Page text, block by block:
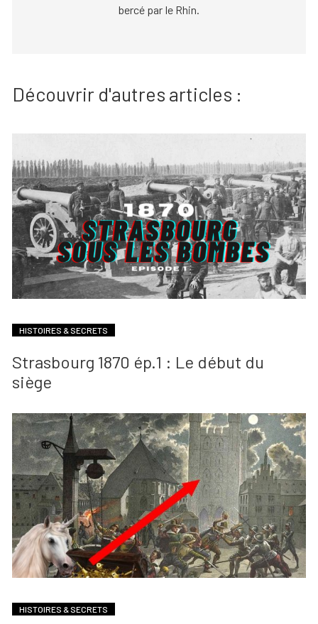
bercé par le Rhin.
Découvrir d'autres articles :
HISTOIRES & SECRETS
Strasbourg 1870 ép.1 : Le début du
siège
HISTOIRES & SECRETS